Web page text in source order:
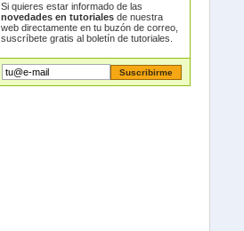
Si quieres estar informado de las
novedades en tutorialesde nuestra
web directamente en tu buzón de correo,
suscríbete gratis al boletín de tutoriales.